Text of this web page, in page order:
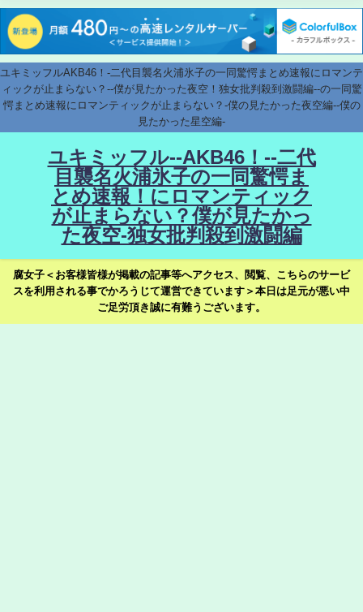
ユキミッフルAKB46！-二代目襲名火浦氷子の一同驚愕まとめ速報にロマンテ
ィックが止まらない？--僕が見たかった夜空！独女批判殺到激闘編--の一同驚
愕まとめ速報にロマンティックが止まらない？-僕の見たかった夜空編--僕の
見たかった星空編-
ユキミッフル--AKB46！--二代
目襲名火浦氷子の一同驚愕ま
とめ速報！にロマンティック
が止まらない？僕が見たかっ
た夜空-独女批判殺到激闘編
腐女子＜お客様皆様が掲載の記事等へアクセス、閲覧、こちらのサービ
スを利用される事でかろうじて運営できています＞本日は足元が悪い中
ご足労頂き誠に有難うございます。